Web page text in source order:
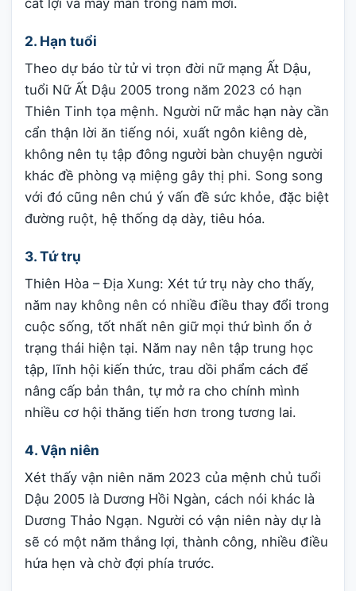
cát lợi và may mắn trong năm mới.
2. Hạn tuổi
Theo dự báo từ tử vi trọn đời nữ mạng Ất Dậu,
tuổi Nữ Ất Dậu 2005 trong năm 2023 có hạn
Thiên Tinh tọa mệnh. Người nữ mắc hạn này cần
cẩn thận lời ăn tiếng nói, xuất ngôn kiêng dè,
không nên tụ tập đông người bàn chuyện người
khác đề phòng vạ miệng gây thị phi. Song song
với đó cũng nên chú ý vấn đề sức khỏe, đặc biệt
đường ruột, hệ thống dạ dày, tiêu hóa.
3. Tứ trụ
Thiên Hòa – Địa Xung: Xét tứ trụ này cho thấy,
năm nay không nên có nhiều điều thay đổi trong
cuộc sống, tốt nhất nên giữ mọi thứ bình ổn ở
trạng thái hiện tại. Năm nay nên tập trung học
tập, lĩnh hội kiến thức, trau dồi phẩm cách để
nâng cấp bản thân, tự mở ra cho chính mình
nhiều cơ hội thăng tiến hơn trong tương lai.
4. Vận niên
Xét thấy vận niên năm 2023 của mệnh chủ tuổi
Dậu 2005 là Dương Hồi Ngàn, cách nói khác là
Dương Thảo Ngạn. Người có vận niên này dự là
sẽ có một năm thắng lợi, thành công, nhiều điều
hứa hẹn và chờ đợi phía trước.